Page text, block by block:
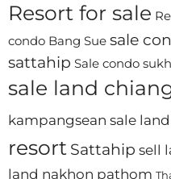
Resort for sale
condo Bang Sue sale
sattahip Sale condo
sale land
kampangsean sale
resort Sattahip sell
land nakhon pathom